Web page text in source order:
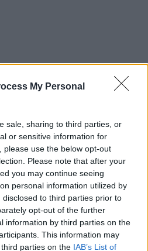
My Personal
sale, sharing to third parties, or
or sensitive information for
please use the below opt-out
Please note that after your
you may continue seeing
personal information utilized by
to third parties prior to
opt-out of the further
information by third parties on the
This information may
parties on the IAB’s List of
, Këlliçi , thirrje SPAK